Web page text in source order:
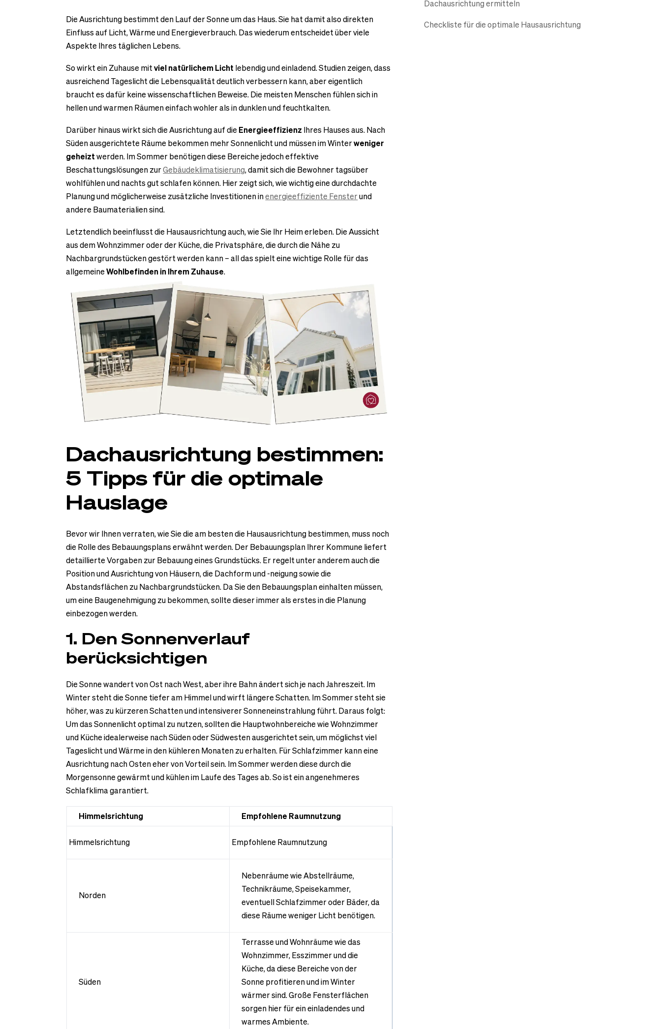
Dachausrichtung ermitteln
Checkliste für die optimale Hausausrichtung
Die Ausrichtung bestimmt den Lauf der Sonne um das Haus. Sie hat damit also direkten
Einfluss auf Licht, Wärme und Energieverbrauch. Das wiederum entscheidet über viele
Aspekte Ihres täglichen Lebens.
So wirkt ein Zuhause mitviel natürlichem Licht lebendig und einladend. Studien zeigen, dass
ausreichend Tageslicht die Lebensqualität deutlich verbessern kann, aber eigentlich
braucht es dafür keine wissenschaftlichen Beweise. Die meisten Menschen fühlen sich in
hellen und warmen Räumen einfach wohler als in dunklen und feuchtkalten.
Darüber hinaus wirkt sich die Ausrichtung auf die Energieeffizienz Ihres Hauses aus. Nach
Süden ausgerichtete Räume bekommen mehr Sonnenlicht und müssen im Winterweniger
geheiztwerden. Im Sommer benötigen diese Bereiche jedoch effektive
Beschattungslösungen zurGebäudeklimatisierung, damit sich die Bewohner tagsüber
wohlfühlen und nachts gut schlafen können. Hier zeigt sich, wie wichtig eine durchdachte
Planung und möglicherweise zusätzliche Investitionen inenergieeffiziente Fensterund
andere Baumaterialien sind.
Letztendlich beeinflusst die Hausausrichtung auch, wie Sie Ihr Heim erleben. Die Aussicht
aus dem Wohnzimmer oder der Küche, die Privatsphäre, die durch die Nähe zu
Nachbargrundstücken gestört werden kann – all das spielt eine wichtige Rolle für das
allgemeineWohlbefinden in Ihrem Zuhause.
Dachausrichtung bestimmen:
5 Tipps für die optimale
Hauslage
Bevor wir Ihnen verraten, wie Sie die am besten die Hausausrichtung bestimmen, muss noch
die Rolle des Bebauungsplans erwähnt werden. Der Bebauungsplan Ihrer Kommune liefert
detaillierte Vorgaben zur Bebauung eines Grundstücks. Er regelt unter anderem auch die
Position und Ausrichtung von Häusern, die Dachform und -neigung sowie die
Abstandsflächen zu Nachbargrundstücken. Da Sie den Bebauungsplan einhalten müssen,
um eine Baugenehmigung zu bekommen, sollte dieser immer als erstes in die Planung
einbezogen werden.
1. Den Sonnenverlauf
berücksichtigen
Die Sonne wandert von Ost nach West, aber ihre Bahn ändert sich je nach Jahreszeit. Im
Winter steht die Sonne tiefer am Himmel und wirft längere Schatten. Im Sommer steht sie
höher, was zu kürzeren Schatten und intensiverer Sonneneinstrahlung führt. Daraus folgt:
Um das Sonnenlicht optimal zu nutzen, sollten die Hauptwohnbereiche wie Wohnzimmer
und Küche idealerweise nach Süden oder Südwesten ausgerichtet sein, um möglichst viel
Tageslicht und Wärme in den kühleren Monaten zu erhalten. Für Schlafzimmer kann eine
Ausrichtung nach Osten eher von Vorteil sein. Im Sommer werden diese durch die
Morgensonne gewärmt und kühlen im Laufe des Tages ab. So ist ein angenehmeres
Schlafklima garantiert.
Himmelsrichtung Empfohlene Raumnutzung
Himmelsrichtung Empfohlene Raumnutzung
Norden
Nebenräume wie Abstellräume,
Technikräume, Speisekammer,
eventuell Schlafzimmer oder Bäder, da
diese Räume weniger Licht benötigen.
Süden
Terrasse und Wohnräume wie das
Wohnzimmer, Esszimmer und die
Küche, da diese Bereiche von der
Sonne profitieren und im Winter
wärmer sind. Große Fensterflächen
sorgen hier für ein einladendes und
warmes Ambiente.